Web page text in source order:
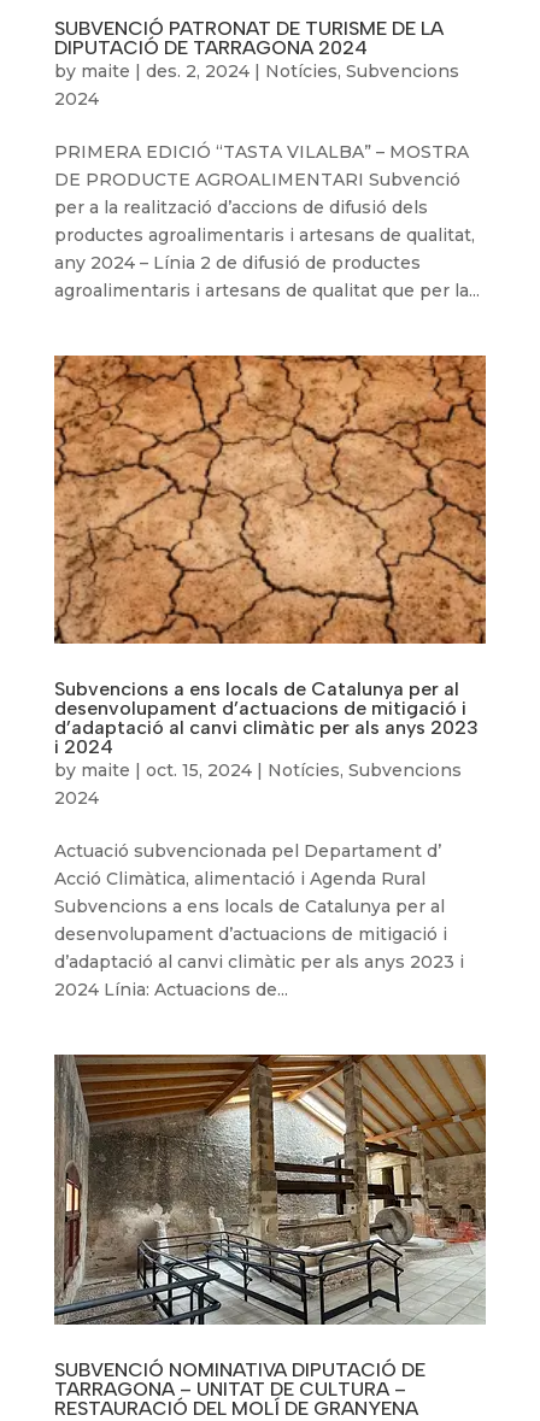
SUBVENCIÓ PATRONAT DE TURISME DE LA
DIPUTACIÓ DE TARRAGONA 2024
by maite | des. 2, 2024| Notícies, Subvencions
2024
PRIMERA EDICIÓ “TASTA VILALBA” – MOSTRA
DE PRODUCTE AGROALIMENTARI Subvenció
per a la realització d’accions de difusió dels
productes agroalimentaris i artesans de qualitat,
any 2024 – Línia 2 de difusió de productes
agroalimentaris i artesans de qualitat que per la...
Subvencions a ens locals de Catalunya per al
desenvolupament d’actuacions de mitigació i
d’adaptació al canvi climàtic per als anys 2023
i 2024
by maite | oct. 15, 2024| Notícies, Subvencions
2024
Actuació subvencionada pel Departament d’
Acció Climàtica, alimentació i Agenda Rural
Subvencions a ens locals de Catalunya per al
desenvolupament d’actuacions de mitigació i
d’adaptació al canvi climàtic per als anys 2023 i
2024 Línia: Actuacions de...
SUBVENCIÓ NOMINATIVA DIPUTACIÓ DE
TARRAGONA – UNITAT DE CULTURA –
RESTAURACIÓ DEL MOLÍ DE GRANYENA